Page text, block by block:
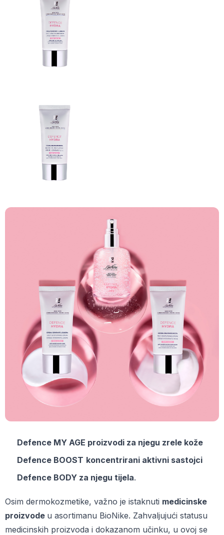
Defence MY AGE proizvodi za njegu zrele kože
Defence BOOST koncentrirani aktivni sastojci
Defence BODY za njegu tijela.
Osim dermokozmetike, važno je istaknuti medicinske
proizvode u asortimanu BioNike. Zahvaljujući statusu
medicinskih proizvoda i dokazanom učinku, u ovoj se